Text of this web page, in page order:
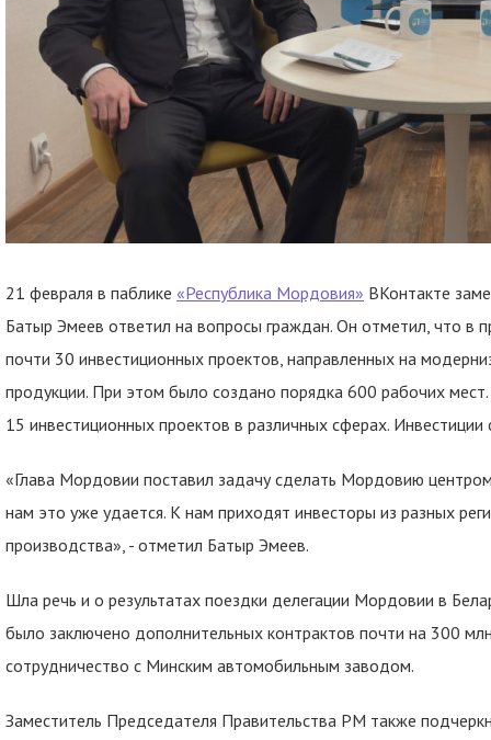
21 февраля в паблике «Республика Мордовия» ВКонтакте
Батыр Эмеев ответил на вопросы граждан. Он отметил, что в
почти 30 инвестиционных проектов, направленных на
продукции. При этом было создано порядка 600 рабочих
15 инвестиционных проектов в различных сферах.
«Глава Мордовии поставил задачу сделать Мордовию
нам это уже удается. К нам приходят инвесторы из разных
производства», - отметил Батыр Эмеев.
Шла речь и о результатах поездки делегации Мордовии в
было заключено дополнительных контрактов почти на 300
сотрудничество с Минским автомобильным заводом.
Заместитель Председателя Правительства РМ также